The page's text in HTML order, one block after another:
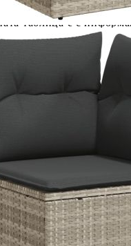
таблица е с
в количката си с
при поръчка ще можете
таблица е с
в количката си с
при поръчка ще можете
таблица е с
в количката си с
при поръчка ще можете
с NewPay, всъщност
вместо Вас. Вие я